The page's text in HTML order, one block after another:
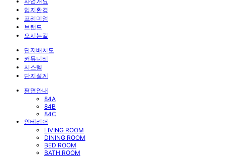
입지환경
프리미엄
브랜드
오시는길
단지배치도
커뮤니티
시스템
단지설계
평면안내
84A
84B
84C
인테리어
LIVING ROOM
DINING ROOM
BED ROOM
BATH ROOM